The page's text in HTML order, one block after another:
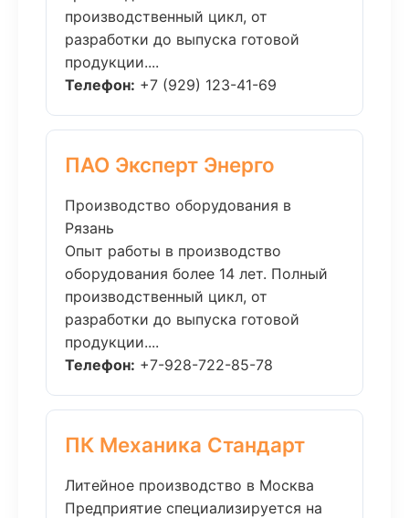
производственный цикл, от
разработки до выпуска готовой
продукции....
Телефон: +7 (929) 123-41-69
ПАО Эксперт Энерго
Производство оборудования в
Рязань
Опыт работы в производство
оборудования более 14 лет. Полный
производственный цикл, от
разработки до выпуска готовой
продукции....
Телефон: +7-928-722-85-78
ПК Механика Стандарт
Литейное производство в Москва
Предприятие специализируется на